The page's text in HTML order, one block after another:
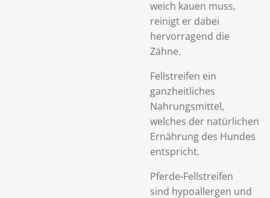
weich kauen muss,
reinigt er dabei
hervorragend die
Zähne.
Fellstreifen ein
ganzheitliches
Nahrungsmittel,
welches der natürlichen
Ernährung des Hundes
entspricht.
Pferde-Fellstreifen
sind hypoallergen und